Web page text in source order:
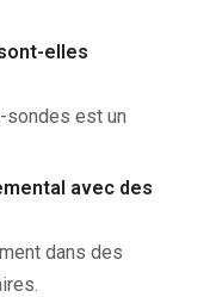
elles
sondes est un
avec des
dans des